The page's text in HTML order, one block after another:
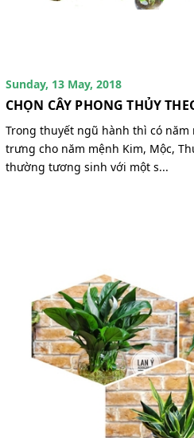
Sunday, 13 May, 2018
CHỌN CÂY PHONG THỦY
Trong thuyết ngũ hành thì có
trưng cho năm mệnh Kim, Mộc,
thường tương sinh với một s...